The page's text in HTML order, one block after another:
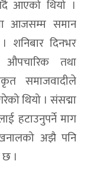
आएको थियो ।
आजसम्म समान
शनिबार दिनभर
औपचारिक तथा
समाजवादीले
थियो । संसद्मा
हटाउनुपर्ने माग
अझै पनि
।